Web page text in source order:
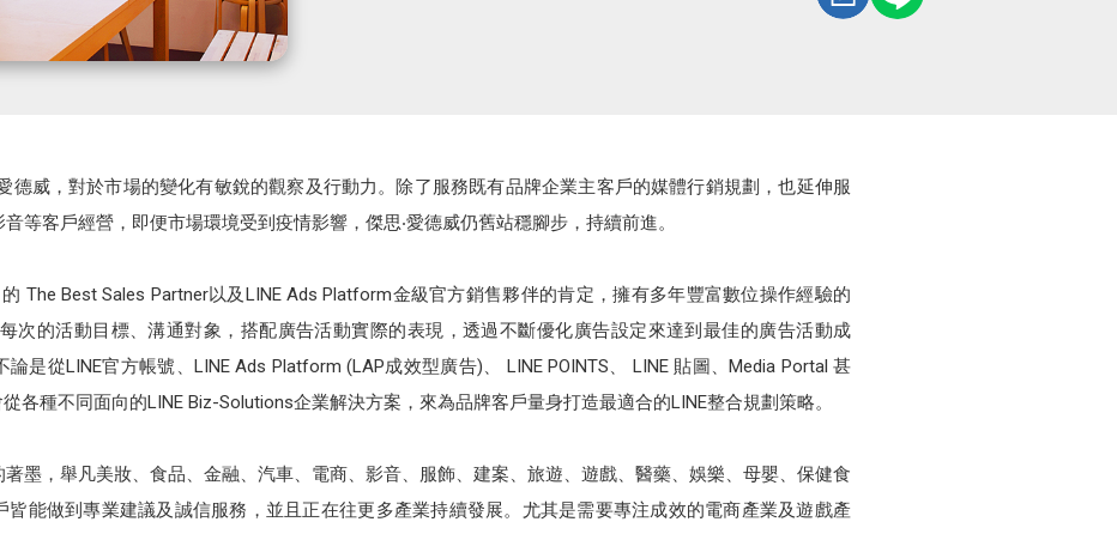
德威，對於市場的變化有敏銳的觀察及行動力。除了服務既有品牌企業主客戶的媒體行銷規劃，也延伸服
等客戶經營，即便市場環境受到疫情影響，傑思‧愛德威仍舊站穩腳步，持續前進。
的 The Best Sales Partner以及LINE Ads Platform金級官方銷售夥伴的肯定，擁有多年豐富數位操作經驗的
次的活動目標、溝通對象，搭配廣告活動實際的表現，透過不斷優化廣告設定來達到最佳的廣告活動成
是從LINE官方帳號、LINE Ads Platform (LAP成效型廣告)、 LINE POINTS、 LINE 貼圖、Media Portal 甚
各種不同面向的LINE Biz-Solutions企業解決方案，來為品牌客戶量身打造最適合的LINE整合規劃策略。
墨，舉凡美妝、食品、金融、汽車、電商、影音、服飾、建案、旅遊、遊戲、醫藥、娛樂、母嬰、保健食
皆能做到專業建議及誠信服務，並且正在往更多產業持續發展。尤其是需要專注成效的電商產業及遊戲產